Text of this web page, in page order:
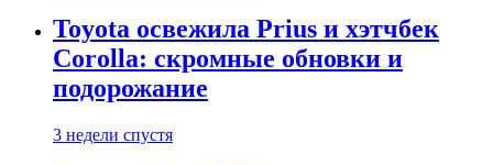
Toyota освежила Prius и хэтчбек
Corolla: скромные обновки и
подорожание
3 недели спустя